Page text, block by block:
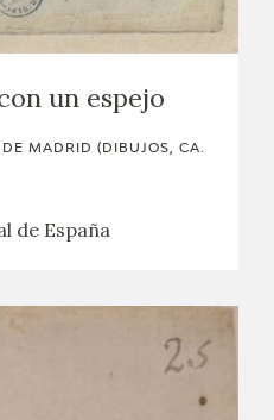
un espejo
MADRID (DIBUJOS, CA.
de España